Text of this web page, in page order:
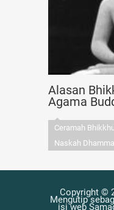
Alasan
Agama
Ceramah
Naskah Dhamma
Copyright ©
Mengutip
isi web